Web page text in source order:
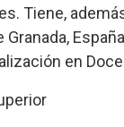
Tiene,
Granada,
en